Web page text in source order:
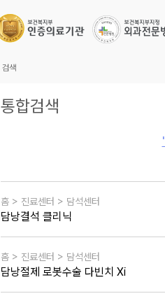
검색
통합검색
홈 > 진료센터 > 담석센터
담낭결석 클리닉
홈 > 진료센터 > 담석센터
담낭절제 로봇수술 다빈치 Xi